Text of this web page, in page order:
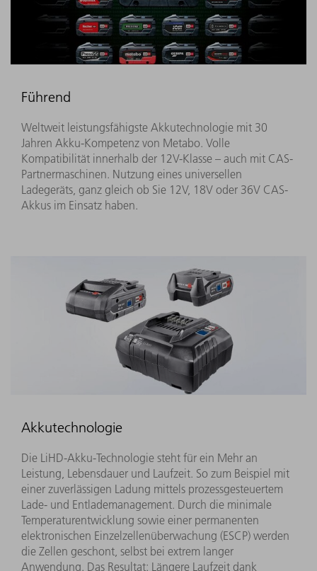
Führend
Weltweit leistungsfähigste Akkutechnologie mit 30
Jahren Akku-Kompetenz von Metabo. Volle
Kompatibilität innerhalb der 12V-Klasse – auch mit CAS-
Partnermaschinen. Nutzung eines universellen
Ladegeräts, ganz gleich ob Sie 12V, 18V oder 36V CAS-
Akkus im Einsatz haben.
Akkutechnologie
Die LiHD-Akku-Technologie steht für ein Mehr an
Leistung, Lebensdauer und Laufzeit. So zum Beispiel mit
einer zuverlässigen Ladung mittels prozessgesteuertem
Lade- und Entlademanagement. Durch die minimale
Temperaturentwicklung sowie einer permanenten
elektronischen Einzelzellenüberwachung (ESCP) werden
die Zellen geschont, selbst bei extrem langer
Anwendung. Das Resultat: Längere Laufzeit dank